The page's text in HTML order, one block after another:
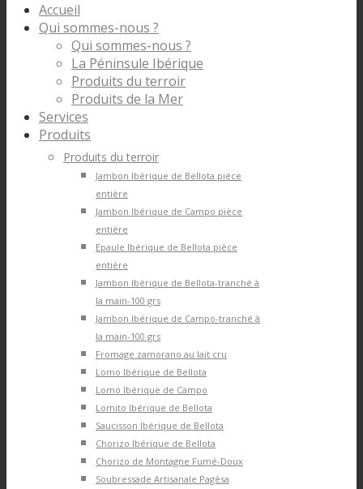
Accueil
Qui sommes-nous ?
Qui sommes-nous ?
La Péninsule Ibérique
Produits du terroir
Produits de la Mer
Services
Produits
Produits du terroir
Jambon Ibérique de Bellota pièce
entière
Jambon Ibérique de Campo pièce
entière
Epaule Ibérique de Bellota pièce
entière
Jambon Ibérique de Bellota-tranché à
la main-100 grs
Jambon Ibérique de Campo-tranché à
la main-100 grs
Fromage zamorano au lait cru
Lomo Ibérique de Bellota
Lomo Ibérique de Campo
Lomito Ibérique de Bellota
Saucisson Ibérique de Bellota
Chorizo Ibérique de Bellota
Chorizo de Montagne Fumé-Doux
Soubressade Artisanale Pagèsa